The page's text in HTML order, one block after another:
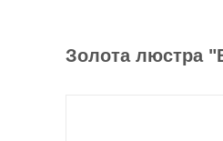
Золота люстра